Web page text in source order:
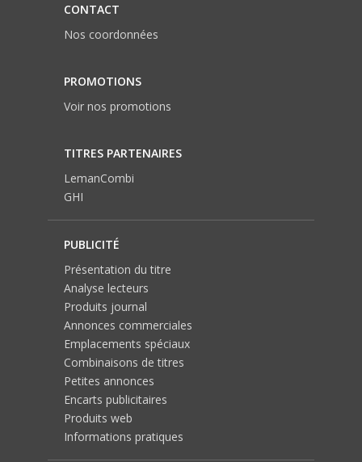
CONTACT
Nos coordonnées
PROMOTIONS
Voir nos promotions
TITRES PARTENAIRES
LemanCombi
GHI
PUBLICITÉ
Présentation du titre
Analyse lecteurs
Produits journal
Annonces commerciales
Emplacements spéciaux
Combinaisons de titres
Petites annonces
Encarts publicitaires
Produits web
Informations pratiques